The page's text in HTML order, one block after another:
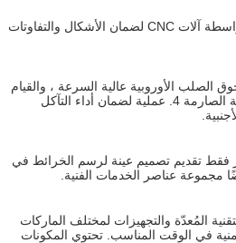
3. يتم تشكيل جميع المكونات بواسطة آلات CNC لضمان الأشكال والتفاوتات
الصلب الأوروبية عالية السرعة ، والقيام
بالمعالجة وفقا للمعالجة الحرارية الصارمة 4. عملية لضمان أداء التآكل
فقط تقديم تصميم عينة لرسم الخرائط في
مجموعة عناصر الخدمات الفنية.
المُعدّة والتجهيزات لمختلف الماركات
في الوقت المناسب. تحتوي المكونات